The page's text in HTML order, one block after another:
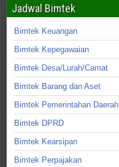
Jadwal Bimtek
Bimtek Keuangan
Bimtek Kepegawaian
Bimtek Desa/Lurah/Camat
Bimtek Barang dan Aset
Bimtek Pemerintahan Daerah
Bimtek DPRD
Bimtek Kearsipan
Bimtek Perpajakan